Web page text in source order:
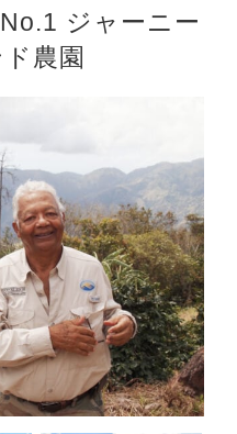
ジャーニー
農園